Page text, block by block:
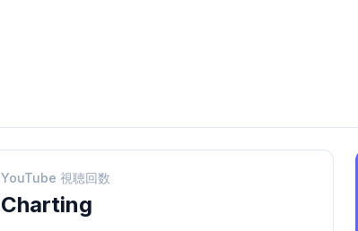
YouTube 視聴回数
Charting